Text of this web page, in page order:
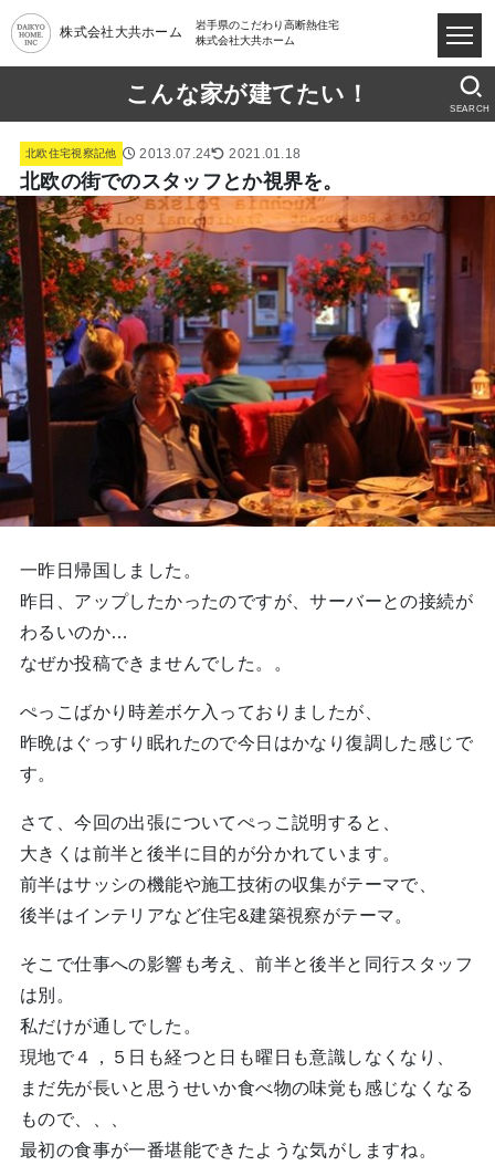
株式会社大共ホーム
岩手県のこだわり高断熱住宅
株式会社大共ホーム
こんな家が建てたい！
SEARCH
北欧住宅視察記他 2013.07.24 2021.01.18
北欧の街でのスタッフとか視界を。
一昨日帰国しました。
昨日、アップしたかったのですが、サーバーとの接続が
わるいのか…
なぜか投稿できませんでした。。
ぺっこばかり時差ボケ入っておりましたが、
昨晩はぐっすり眠れたので今日はかなり復調した感じで
す。
さて、今回の出張についてぺっこ説明すると、
大きくは前半と後半に目的が分かれています。
前半はサッシの機能や施工技術の収集がテーマで、
後半はインテリアなど住宅&建築視察がテーマ。
そこで仕事への影響も考え、前半と後半と同行スタッフ
は別。
私だけが通しでした。
現地で４，５日も経つと日も曜日も意識しなくなり、
まだ先が長いと思うせいか食べ物の味覚も感じなくなる
もので、、、
最初の食事が一番堪能できたような気がしますね。